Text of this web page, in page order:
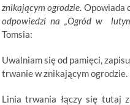
znikającym ogrodzie .
odpowiedzi na „Ogród w
Tomsia:
Uwalniam się od pamięci,
trwanie w znikającym ogrodzie.
Linia trwania łączy się tutaj